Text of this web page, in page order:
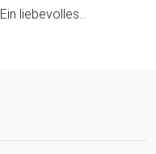
liebevolles
in schwierige Zeiten